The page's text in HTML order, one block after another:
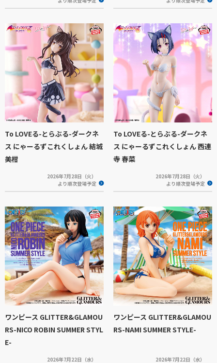
To LOVEる-とらぶる-ダークネ
ス にゃーるずこれくしょん 結城
美柑
2026年7月28日（火）
より順次登場予定
To LOVEる-とらぶる-ダークネ
ス にゃーるずこれくしょん 西連
寺 春菜
2026年7月28日（火）
より順次登場予定
ワンピース GLITTER&GLAMOU
RS-NICO ROBIN SUMMER STYL
E-
2026年7月22日（水）
ワンピース GLITTER&GLAMOU
RS-NAMI SUMMER STYLE-
2026年7月22日（水）